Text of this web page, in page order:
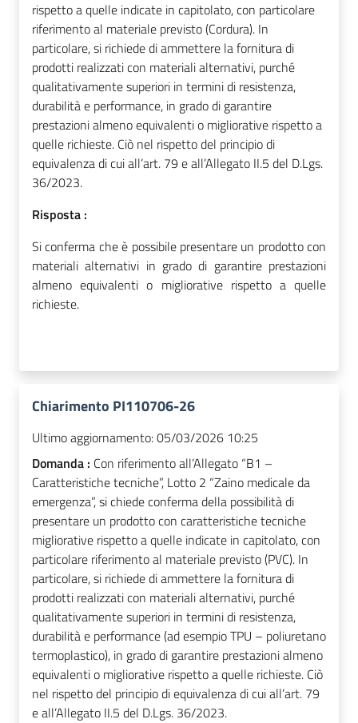
rispetto a quelle indicate in capitolato, con particolare
riferimento al materiale previsto (Cordura). In
particolare, si richiede di ammettere la fornitura di
prodotti realizzati con materiali alternativi, purché
qualitativamente superiori in termini di resistenza,
durabilità e performance, in grado di garantire
prestazioni almeno equivalenti o migliorative rispetto a
quelle richieste. Ciò nel rispetto del principio di
equivalenza di cui all’art. 79 e all’Allegato II.5 del D.Lgs.
36/2023.
Risposta :
Si conferma che è possibile presentare un prodotto con
materiali alternativi in grado di garantire prestazioni
almeno equivalenti o migliorative rispetto a quelle
richieste.
Chiarimento PI110706-26
Ultimo aggiornamento:05/03/2026 10:25
Domanda : Con riferimento all’Allegato “B1 –
Caratteristiche tecniche”, Lotto 2 “Zaino medicale da
emergenza”, si chiede conferma della possibilità di
presentare un prodotto con caratteristiche tecniche
migliorative rispetto a quelle indicate in capitolato, con
particolare riferimento al materiale previsto (PVC). In
particolare, si richiede di ammettere la fornitura di
prodotti realizzati con materiali alternativi, purché
qualitativamente superiori in termini di resistenza,
durabilità e performance (ad esempio TPU – poliuretano
termoplastico), in grado di garantire prestazioni almeno
equivalenti o migliorative rispetto a quelle richieste. Ciò
nel rispetto del principio di equivalenza di cui all’art. 79
e all’Allegato II.5 del D.Lgs. 36/2023.